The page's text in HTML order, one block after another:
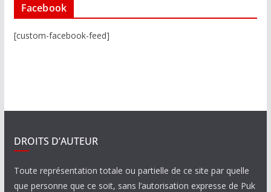
Facebook
[custom-facebook-feed]
DROITS D’AUTEUR
Toute représentation totale ou partielle de ce site par quelle
que personne que ce soit, sans l’autorisation expresse de Puk